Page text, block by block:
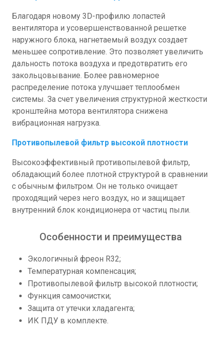
Благодаря новому 3D-профилю лопастей
вентилятора и усовершенствованной решетке
наружного блока, нагнетаемый воздух создает
меньшее сопротивление. Это позволяет увеличить
дальность потока воздуха и предотвратить его
закольцовывание. Более равномерное
распределение потока улучшает теплообмен
системы. За счет увеличения структурной жесткости
кронштейна мотора вентилятора снижена
вибрационная нагрузка.
Противопылевой фильтр высокой плотности
Высокоэффективный противопылевой фильтр,
обладающий более плотной структурой в сравнении
с обычным фильтром. Он не только очищает
проходящий через него воздух, но и защищает
внутренний блок кондиционера от частиц пыли.
Особенности и преимущества
Экологичный фреон R32;
Температурная компенсация;
Противопылевой фильтр высокой плотности;
Функция самоочистки;
Защита от утечки хладагента;
ИК ПДУ в комплекте.